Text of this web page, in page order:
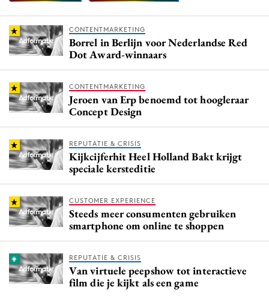
CONTENTMARKETING
Borrel in Berlijn voor Nederlandse Red
Dot Award-winnaars
CONTENTMARKETING
Jeroen van Erp benoemd tot hoogleraar
Concept Design
REPUTATIE & CRISIS
Kijkcijferhit Heel Holland Bakt krijgt
speciale kersteditie
CUSTOMER EXPERIENCE
Steeds meer consumenten gebruiken
smartphone om online te shoppen
REPUTATIE & CRISIS
Van virtuele peepshow tot interactieve
film die je kijkt als een game